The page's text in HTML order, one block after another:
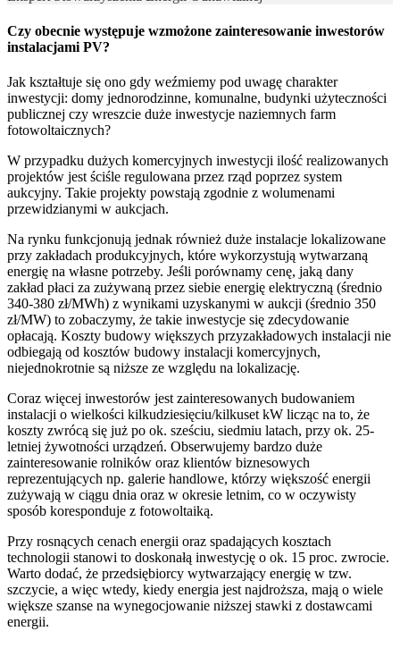
Czy obecnie występuje wzmożone zainteresowanie inwestorów
instalacjami PV?
Jak kształtuje się ono gdy weźmiemy pod uwagę charakter
inwestycji: domy jednorodzinne, komunalne, budynki użyteczności
publicznej czy wreszcie duże inwestycje naziemnych farm
fotowoltaicznych?
W przypadku dużych komercyjnych inwestycji ilość realizowanych
projektów jest ściśle regulowana przez rząd poprzez system
aukcyjny. Takie projekty powstają zgodnie z wolumenami
przewidzianymi w aukcjach.
Na rynku funkcjonują jednak również duże instalacje lokalizowane
przy zakładach produkcyjnych, które wykorzystują wytwarzaną
energię na własne potrzeby. Jeśli porównamy cenę, jaką dany
zakład płaci za zużywaną przez siebie energię elektryczną (średnio
340-380 zł/MWh) z wynikami uzyskanymi w aukcji (średnio 350
zł/MW) to zobaczymy, że takie inwestycje się zdecydowanie
opłacają. Koszty budowy większych przyzakładowych instalacji nie
odbiegają od kosztów budowy instalacji komercyjnych,
niejednokrotnie są niższe ze względu na lokalizację.
Coraz więcej inwestorów jest zainteresowanych budowaniem
instalacji o wielkości kilkudziesięciu/kilkuset kW licząc na to, że
koszty zwrócą się już po ok. sześciu, siedmiu latach, przy ok. 25-
letniej żywotności urządzeń. Obserwujemy bardzo duże
zainteresowanie rolników oraz klientów biznesowych
reprezentujących np. galerie handlowe, którzy większość energii
zużywają w ciągu dnia oraz w okresie letnim, co w oczywisty
sposób koresponduje z fotowoltaiką.
Przy rosnących cenach energii oraz spadających kosztach
technologii stanowi to doskonałą inwestycję o ok. 15 proc. zwrocie.
Warto dodać, że przedsiębiorcy wytwarzający energię w tzw.
szczycie, a więc wtedy, kiedy energia jest najdroższa, mają o wiele
większe szanse na wynegocjowanie niższej stawki z dostawcami
energii.